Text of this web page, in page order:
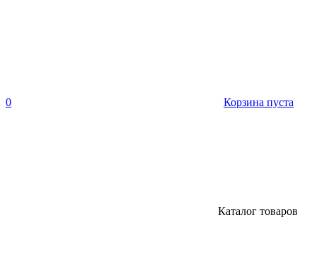
0 Корзина пуста
Каталог товаров